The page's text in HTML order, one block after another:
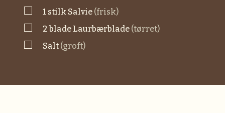
▢1 stilk salvie (frisk)
▢2 blade laurbærblade (tørret)
▢ salt (groft)